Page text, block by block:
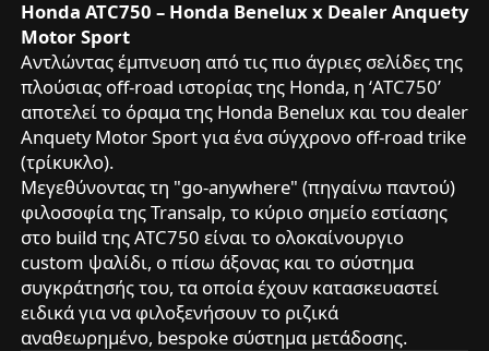
Honda ATC750 – Honda Benelux x Dealer Anquety
Motor Sport
Αντλώντας έμπνευση από τις πιο άγριες σελίδες της
πλούσιας off-road ιστορίας της Honda, η ‘ATC750’
αποτελεί το όραμα της Honda Benelux και του dealer
Anquety Motor Sport για ένα σύγχρονο off-road trike
(τρίκυκλο).
Μεγεθύνοντας τη "go-anywhere" (πηγαίνω παντού)
φιλοσοφία της Transalp, το κύριο σημείο εστίασης
στο build της ATC750 είναι το ολοκαίνουργιο
custom ψαλίδι, ο πίσω άξονας και το σύστημα
συγκράτησής του, τα οποία έχουν κατασκευαστεί
ειδικά για να φιλοξενήσουν το ριζικά
αναθεωρημένο, bespoke σύστημα μετάδοσης.